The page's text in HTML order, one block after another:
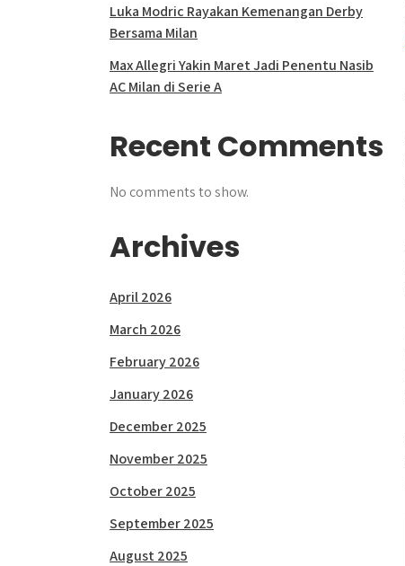
Luka Modric Rayakan Kemenangan Derby
Bersama Milan
Max Allegri Yakin Maret Jadi Penentu Nasib
AC Milan di Serie A
Recent Comments
No comments to show.
Archives
April 2026
March 2026
February 2026
January 2026
December 2025
November 2025
October 2025
September 2025
August 2025